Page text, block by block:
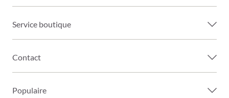
Service boutique
Contact
Populaire